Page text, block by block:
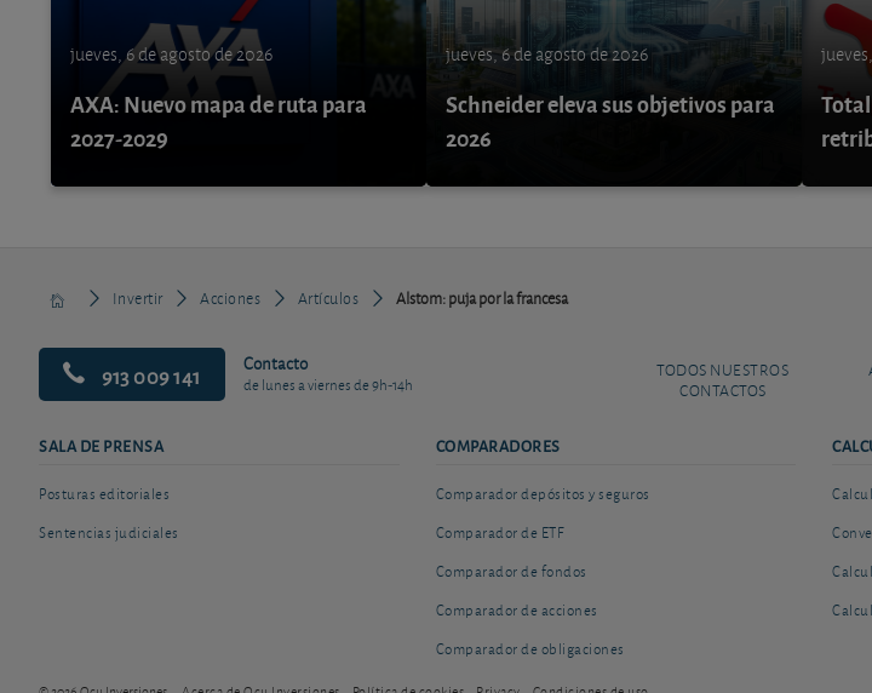
jueves, 6 de agosto de 2026
AXA: Nuevo mapa de ruta para
2027-2029
jueves, 6 de agosto de 2026
Schneider eleva sus objetivos para
2026
Invertir Acciones Artículos Alstom: puja por la francesa
913 009 141 Contacto
de lunes a viernes de 9h-14h
TODOS NUESTROS
CONTACTOS
SALA DE PRENSA
Posturas editoriales
Sentencias judiciales
COMPARADORES
Comparador depósitos y seguros
Comparador de ETF
Comparador de fondos
Comparador de acciones
Comparador de obligaciones